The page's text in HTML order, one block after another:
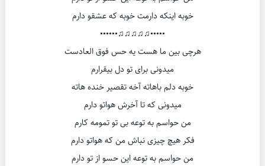
خوبه اینکه دارمت خوبه که عشقو دارم
•••••♫♫♫♫♫••••••
هرچی بین ما هست یه حس فوق العادست
میدونی برای تو دل بیقرارم
خوبه دلم باهاته آخه تقصیر خنده هاته
میدونی که تا آخرش هواتو دارم
من حواسم به توعه بی تو تمومه کارم
فکر هیچ چیزی نباش من که هواتو دارم
من حواسم به توعه این حسو از تو دارم